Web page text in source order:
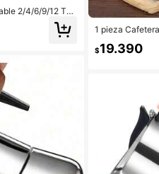
2/4/6/9/12 Taz
Cocina y C
1 pieza
ula única, para
nto directo,
$19.390